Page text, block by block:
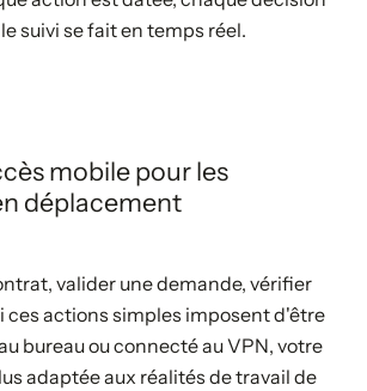
suivi se fait en temps réel.
mobile pour les
déplacement
valider une demande, vérifier
ces actions simples imposent d'être
bureau ou connecté au VPN, votre
adaptée aux réalités de travail de